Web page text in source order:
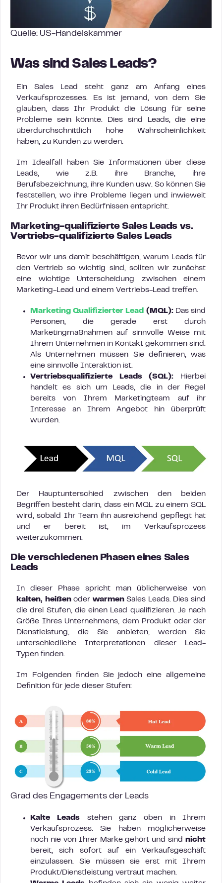
Quelle: US-Handelskammer
Was sind Sales Leads?
Ein Sales Lead steht ganz am Anfang eines
Verkaufsprozesses. Es ist jemand, von dem Sie
glauben, dass Ihr Produkt die Lösung für seine
Probleme sein könnte. Dies sind Leads, die eine
überdurchschnittlich hohe Wahrscheinlichkeit
haben, zu Kunden zu werden.
Im Idealfall haben Sie Informationen über diese
Leads, wie z.B. ihre Branche, ihre
Berufsbezeichnung, ihre Kunden usw. So können Sie
feststellen, wo ihre Probleme liegen und inwieweit
Ihr Produkt ihren Bedürfnissen entspricht.
Marketing-qualifizierte Sales Leads vs.
Vertriebs-qualifizierte Sales Leads
Bevor wir uns damit beschäftigen, warum Leads für
den Vertrieb so wichtig sind, sollten wir zunächst
eine wichtige Unterscheidung zwischen einem
Marketing-Lead und einem Vertriebs-Lead treffen.
Marketing Qualifizierter Lead (MQL):Das sind
Personen, die gerade erst durch
Marketingmaßnahmen auf sinnvolle Weise mit
Ihrem Unternehmen in Kontakt gekommen sind.
Als Unternehmen müssen Sie definieren, was
eine sinnvolle Interaktion ist.
Vertriebsqualifizierte Leads (SQL): Hierbei
handelt es sich um Leads, die in der Regel
bereits von Ihrem Marketingteam auf ihr
Interesse an Ihrem Angebot hin überprüft
wurden.
Der Hauptunterschied zwischen den beiden
Begriffen besteht darin, dass ein MQL zu einem SQL
wird, sobald Ihr Team ihn ausreichend gepflegt hat
und er bereit ist, im Verkaufsprozess
weiterzukommen.
Die verschiedenen Phasen eines Sales
Leads
In dieser Phase spricht man üblicherweise von
kalten, heißenoder warmenSales Leads. Dies sind
die drei Stufen, die einen Lead qualifizieren. Je nach
Größe Ihres Unternehmens, dem Produkt oder der
Dienstleistung, die Sie anbieten, werden Sie
unterschiedliche Interpretationen dieser Lead-
Typen finden.
Im Folgenden finden Sie jedoch eine allgemeine
Definition für jede dieser Stufen:
Grad des Engagements der Leads
Kalte Leads stehen ganz oben in Ihrem
Verkaufsprozess. Sie haben möglicherweise
noch nie von Ihrer Marke gehört und sind nicht
bereit, sich sofort auf ein Verkaufsgeschäft
einzulassen. Sie müssen sie erst mit Ihrem
Produkt/Dienstleistung vertraut machen.